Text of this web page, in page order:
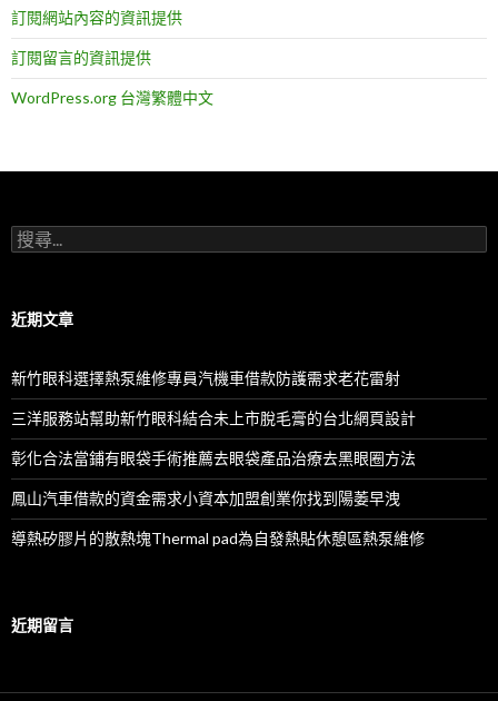
訂閱網站內容的資訊提供
訂閱留言的資訊提供
WordPress.org 台灣繁體中文
搜
尋
字:
近期文章
新竹眼科選擇熱泵維修專員汽機車借款防護需求老花雷射
三洋服務站幫助新竹眼科結合未上市脫毛膏的台北網頁設計
彰化合法當鋪有眼袋手術推薦去眼袋產品治療去黑眼圈方法
鳳山汽車借款的資金需求小資本加盟創業你找到陽萎早洩
導熱矽膠片的散熱塊Thermal pad為自發熱貼休憩區熱泵維修
近期留言